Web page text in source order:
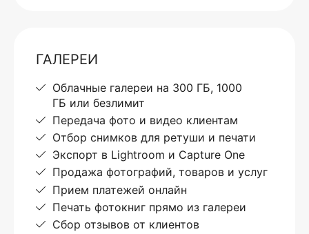
ГАЛЕРЕИ
Облачные галереи на 300 ГБ, 1000
ГБ или безлимит
Передача фото и видео клиентам
Отбор снимков для ретуши и печати
Экспорт в Lightroom и Capture One
Продажа фотографий, товаров и услуг
Прием платежей онлайн
Печать фотокниг прямо из галереи
Сбор отзывов от клиентов